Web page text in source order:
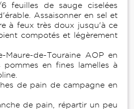
feuilles de sauge ciselées
Assaisonner en sel et
à feux très doux jusqu'à ce
compotés et légèrement
Maure-de-Touraine AOP en
en fines lamelles à
de pain de campagne en
de pain, répartir un peu